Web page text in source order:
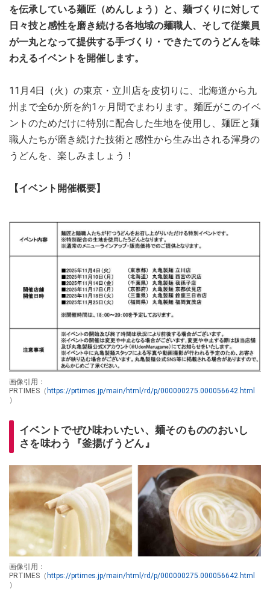
を伝承している麺匠（めんしょう）と、麺づくりに対して
日々技と感性を磨き続ける各地域の麺職人、そして従業員
が一丸となって提供する手づくり・できたてのうどんを味
わえるイベントを開催します。
11月4日（火）の東京・立川店を皮切りに、北海道から九
州まで全6か所を約1ヶ月間でまわります。麺匠がこのイベ
ントのためだけに特別に配合した生地を使用し、麺匠と麺
職人たちが磨き続けた技術と感性から生み出される渾身の
うどんを、楽しみましょう！
【イベント開催概要】
画像引用：
PRTIMES（ https://prtimes.jp/main/html/rd/p/000000275.000056642.html
）
イベントでぜひ味わいたい、麺そのもののおいし
さを味わう『釜揚げうどん』
画像引用：
PRTIMES（ https://prtimes.jp/main/html/rd/p/000000275.000056642.html
）